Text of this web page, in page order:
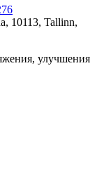
10113, Tallinn,
улучшения